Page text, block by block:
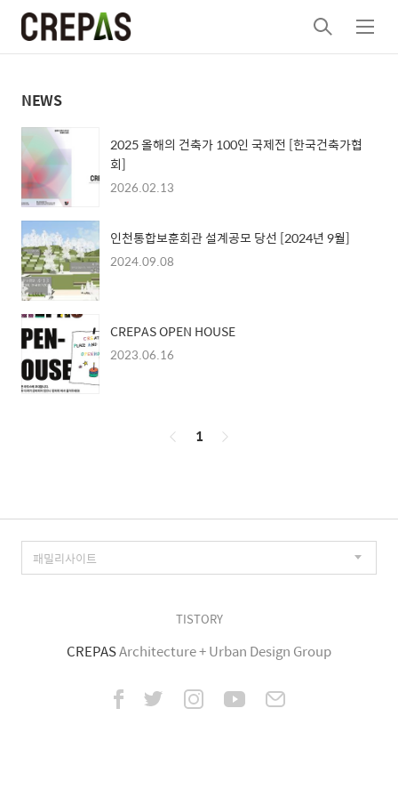
검
색
메
뉴
NEWS
2025 올해의 건축가 100인 국제전 [한국건축가협
회]
2026.02.13
인천통합보훈회관 설계공모 당선 [2024년 9월]
2024.09.08
CREPAS OPEN HOUSE
2023.06.16
페
1
TISTORY
CREPASArchitecture + Urban Design Group